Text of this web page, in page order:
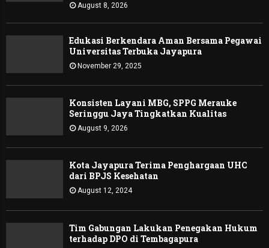
August 8, 2026
Edukasi Berkendara Aman Bersama Pegawai
Universitas Terbuka Jayapura
November 29, 2025
Konsisten Layani MBG, SPPG Merauke
Seringgu Jaya Tingkatkan Kualitas
August 9, 2026
Kota Jayapura Terima Penghargaan UHC
dari BPJS Kesehatan
August 12, 2024
Tim Gabungan Lakukan Penegakan Hukum
terhadap DPO di Tembagapura